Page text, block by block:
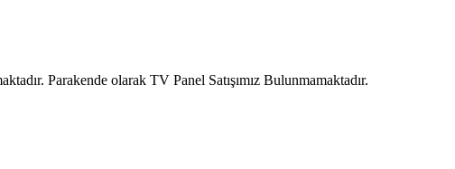
Parakende olarak TV Panel Satışımız Bulunmamaktadır.